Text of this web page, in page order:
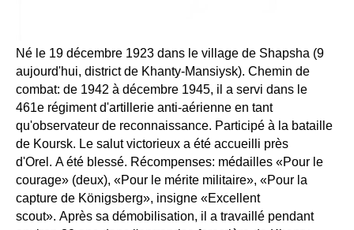
Né le 19 décembre 1923 dans le village de Shapsha (9
aujourd'hui, district de Khanty-Mansiysk). Chemin de
combat: de 1942 à décembre 1945, il a servi dans le
461e régiment d'artillerie anti-aérienne en tant
qu'observateur de reconnaissance. Participé à la bataille
de Koursk. Le salut victorieux a été accueilli près
d'Orel. A été blessé. Récompenses: médailles «Pour le
courage» (deux), «Pour le mérite militaire», «Pour la
capture de Königsberg», insigne «Excellent
scout». Après sa démobilisation, il a travaillé pendant